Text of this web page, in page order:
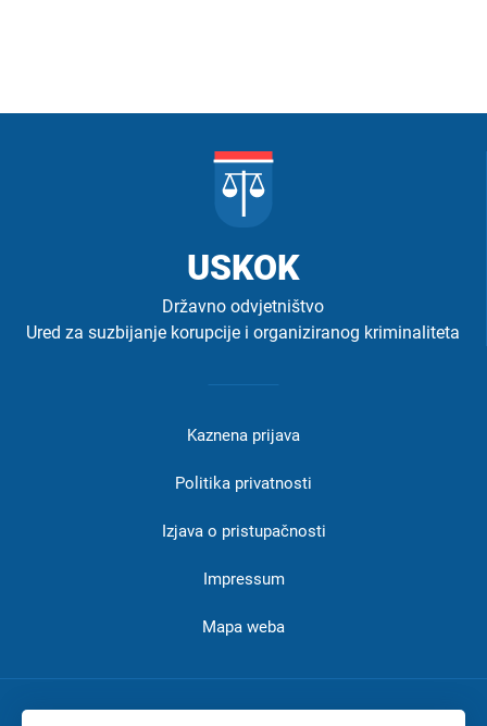
USKOK
Državno odvjetništvo
Ured za suzbijanje korupcije i organiziranog kriminaliteta
Kaznena prijava
Politika privatnosti
Izjava o pristupačnosti
Impressum
Mapa weba